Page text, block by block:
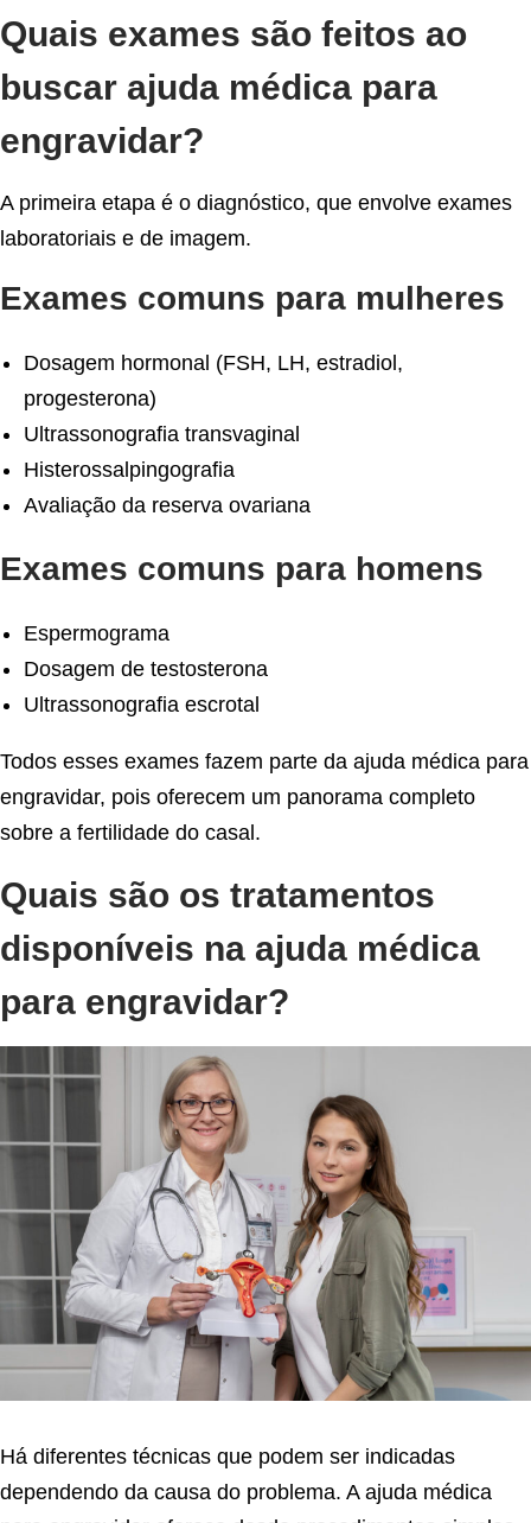
Quais exames são feitos ao
buscar ajuda médica para
engravidar?
A primeira etapa é o diagnóstico, que envolve exames
laboratoriais e de imagem.
Exames comuns para mulheres
Dosagem hormonal (FSH, LH, estradiol,
progesterona)
Ultrassonografia transvaginal
Histerossalpingografia
Avaliação da reserva ovariana
Exames comuns para homens
Espermograma
Dosagem de testosterona
Ultrassonografia escrotal
Todos esses exames fazem parte da ajuda médica para
engravidar, pois oferecem um panorama completo
sobre a fertilidade do casal.
Quais são os tratamentos
disponíveis na ajuda médica
para engravidar?
Há diferentes técnicas que podem ser indicadas
dependendo da causa do problema. A ajuda médica